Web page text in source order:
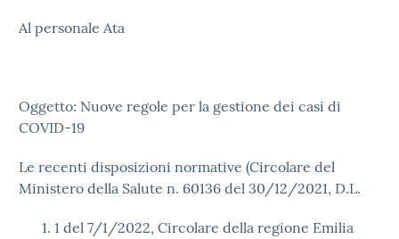
Al personale Ata
Oggetto: Nuove regole per la gestione dei casi di
COVID-19
Le recenti disposizioni normative (Circolare del
Ministero della Salute n. 60136 del 30/12/2021, D.L.
1 del 7/1/2022, Circolare della regione Emilia